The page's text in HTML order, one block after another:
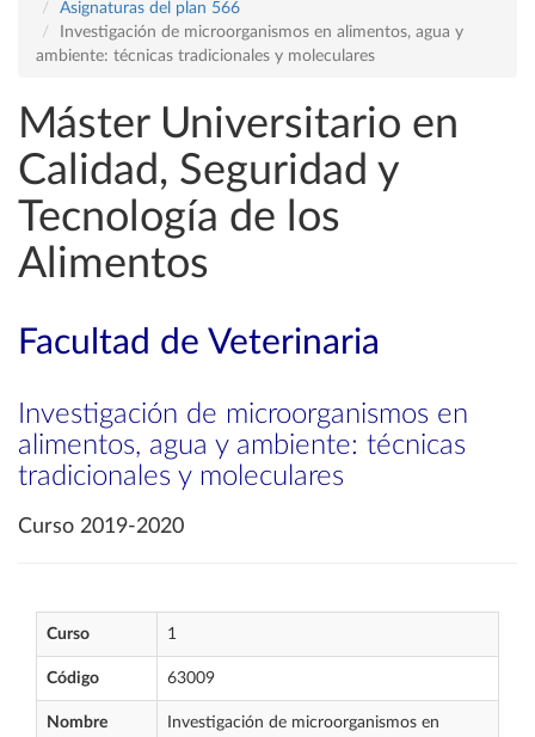
Asignaturas del plan 566
Investigación de microorganismos en alimentos, agua y
ambiente: técnicas tradicionales y moleculares
Máster Universitario en
Calidad, Seguridad y
Tecnología de los
Alimentos
Facultad de Veterinaria
Investigación de microorganismos en
alimentos, agua y ambiente: técnicas
tradicionales y moleculares
Curso 2019-2020
Curso 1
Código 63009
Nombre
Investigación de microorganismos en